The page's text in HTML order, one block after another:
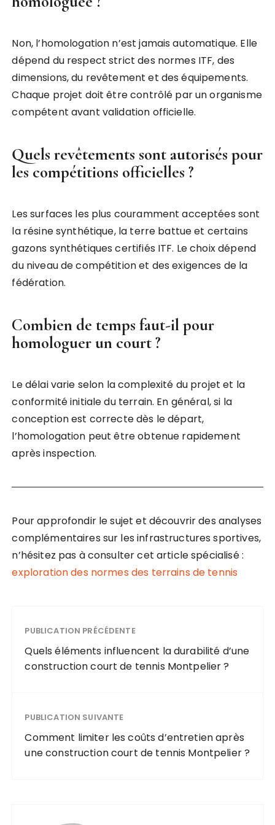
Non, l’homologation n’est jamais automatique. Elle
dépend du respect strict des normes ITF, des
dimensions, du revêtement et des équipements.
Chaque projet doit être contrôlé par un organisme
compétent avant validation officielle.
Quels revêtements sont autorisés pour
les compétitions officielles ?
Les surfaces les plus couramment acceptées sont
la résine synthétique, la terre battue et certains
gazons synthétiques certifiés ITF. Le choix dépend
du niveau de compétition et des exigences de la
fédération.
Combien de temps faut-il pour
homologuer un court ?
Le délai varie selon la complexité du projet et la
conformité initiale du terrain. En général, si la
conception est correcte dès le départ,
l’homologation peut être obtenue rapidement
après inspection.
Pour approfondir le sujet et découvrir des analyses
complémentaires sur les infrastructures sportives,
n’hésitez pas à consulter cet article spécialisé :
exploration des normes des terrains de tennis
PUBLICATION PRÉCÉDENTE
Quels éléments influencent la durabilité d’une
construction court de tennis Montpelier ?
PUBLICATION SUIVANTE
Comment limiter les coûts d’entretien après
une construction court de tennis Montpelier ?